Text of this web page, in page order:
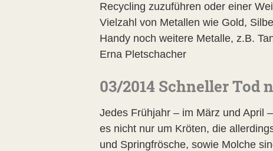
Recycling zuzuführen oder einer
Vielzahl von Metallen wie Gold,
Handy noch weitere Metalle, z.B.
Erna Pletschacher
03/2014 Schneller Tod
Jedes Frühjahr – im März und April
es nicht nur um Kröten, die
und Springfrösche, sowie Molche